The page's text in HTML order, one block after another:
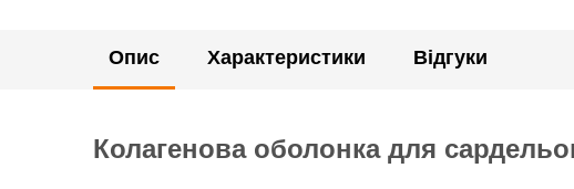
Опис Характеристики Відгуки
Колагенова оболонка для